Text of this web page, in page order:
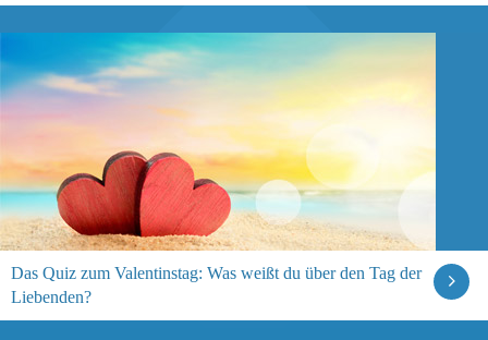
Das Quiz zum Valentinstag: Was weißt du über den Tag der
Liebenden?